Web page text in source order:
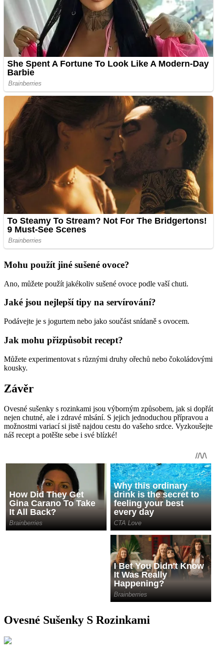
Mohu použít jiné sušené ovoce?
Ano, můžete použít jakékoliv sušené ovoce podle vaší chuti.
Jaké jsou nejlepší tipy na servírování?
Podávejte je s jogurtem nebo jako součást snídaně s ovocem.
Jak mohu přizpůsobit recept?
Můžete experimentovat s různými druhy ořechů nebo čokoládovými
kousky.
Závěr
Ovesné sušenky s rozinkami jsou výborným způsobem, jak si dopřát
nejen chutné, ale i zdravé mlsání. S jejich jednoduchou přípravou a
možnostmi variací si jistě najdou cestu do vašeho srdce. Vyzkoušejte
náš recept a potěšte sebe i své blízké!
Ovesné Sušenky S Rozinkami